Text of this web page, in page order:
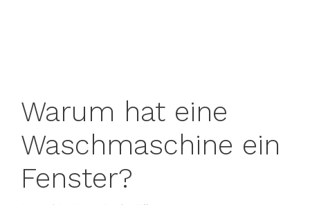
Warum hat eine
Waschmaschine ein
Fenster?